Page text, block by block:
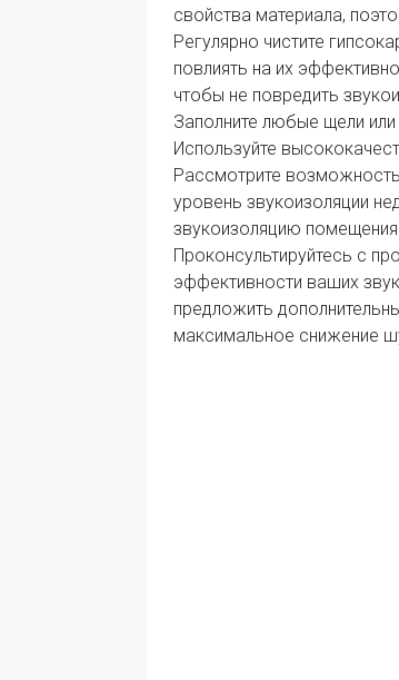
свойства материала,
Регулярно чистите
повлиять на их
чтобы не повредить
Заполните любые щели или
Используйте
Рассмотрите
уровень звукоизоляции
звукоизоляцию
Проконсультируйтесь с
эффективности ваших
предложить
максимальное снижение